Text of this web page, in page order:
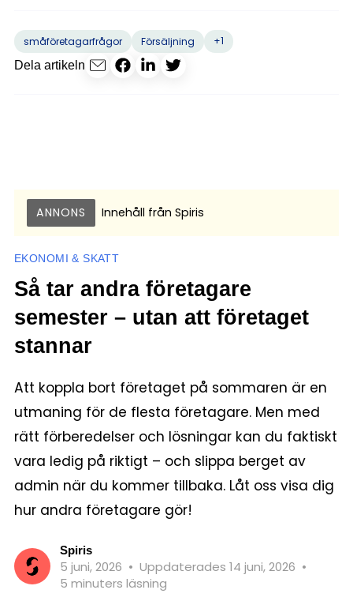
småföretagarfrågor Försäljning
+1
Dela artikeln
ANNONS Innehåll från Spiris
EKONOMI & SKATT
Så tar andra företagare
semester – utan att företaget
stannar
Att koppla bort företaget på sommaren är en
utmaning för de flesta företagare. Men med
rätt förberedelser och lösningar kan du faktiskt
vara ledig på riktigt – och slippa berget av
admin när du kommer tillbaka. Låt oss visa dig
hur andra företagare gör!
Spiris
5 juni, 2026 • Uppdaterades 14 juni, 2026 •
5 minuters läsning